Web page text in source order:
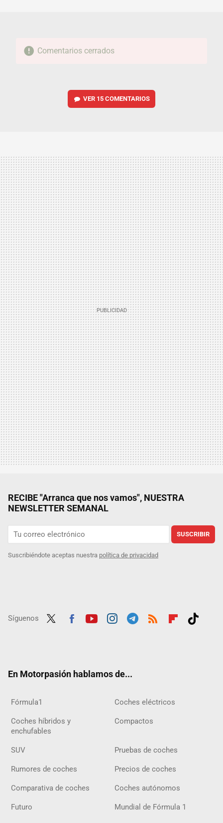
Comentarios cerrados
VER 15 COMENTARIOS
RECIBE "Arranca que nos vamos", NUESTRA
NEWSLETTER SEMANAL
SUSCRIBIR
Suscribiéndote aceptas nuestra política de privacidad
Síguenos
En Motorpasión hablamos de...
Fórmula1 Coches eléctricos
Coches híbridos y
enchufables
Compactos
SUV Pruebas de coches
Rumores de coches Precios de coches
Comparativa de coches Coches autónomos
Futuro Mundial de Fórmula 1